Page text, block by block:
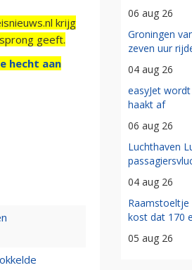
krijg
geeft.
hecht aan
06 aug 26
Groningen
zeven uur
04 aug 26
easyJet
haakt af
06 aug 26
Luchthaven
04 aug 26
Raamstoeltje
kost dat 170
05 aug 26